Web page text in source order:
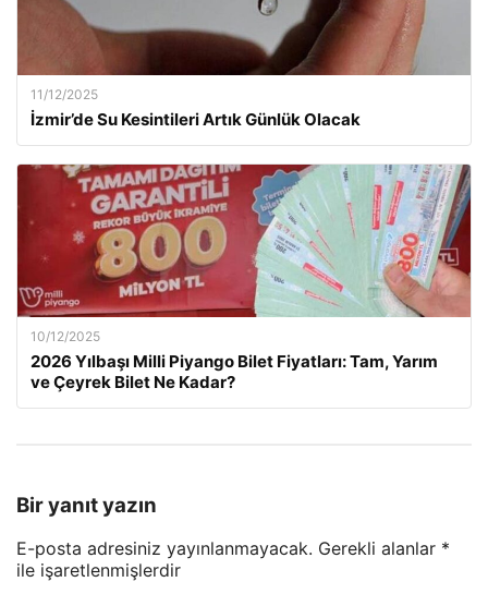
11/12/2025
İzmir’de Su Kesintileri Artık Günlük Olacak
10/12/2025
2026 Yılbaşı Milli Piyango Bilet Fiyatları: Tam, Yarım
ve Çeyrek Bilet Ne Kadar?
Bir yanıt yazın
E-posta adresiniz yayınlanmayacak. Gerekli alanlar *
ile işaretlenmişlerdir